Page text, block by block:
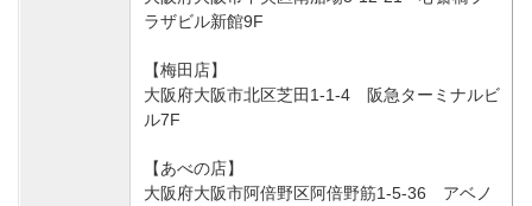
ラザビル新館9F
【梅田店】
大阪府大阪市北区芝田1-1-4 阪急ターミナルビ
ル7F
【あべの店】
大阪府大阪市阿倍野区阿倍野筋1-5-36 アベノ